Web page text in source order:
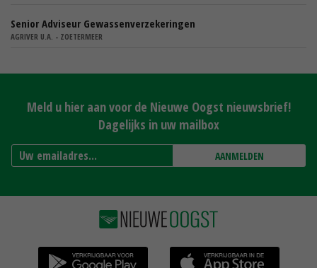
Senior Adviseur Gewassenverzekeringen
AGRIVER U.A. - ZOETERMEER
Meld u hier aan voor de Nieuwe Oogst nieuwsbrief!
Dagelijks in uw mailbox
AANMELDEN